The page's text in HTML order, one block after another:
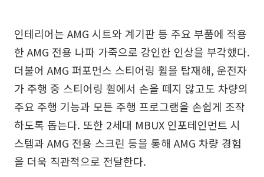
인테리어는 AMG 시트와 계기판 등 주요 부품에 적용
한 AMG 전용 나파 가죽으로 강인한 인상을 부각했다.
더불어 AMG 퍼포먼스 스티어링 휠을 탑재해, 운전자
가 주행 중 스티어링 휠에서 손을 떼지 않고도 차량의
주요 주행 기능과 모든 주행 프로그램을 손쉽게 조작
하도록 돕는다. 또한 2세대 MBUX 인포테인먼트 시
스템과 AMG 전용 스크린 등을 통해 AMG 차량 경험
을 더욱 직관적으로 전달한다.